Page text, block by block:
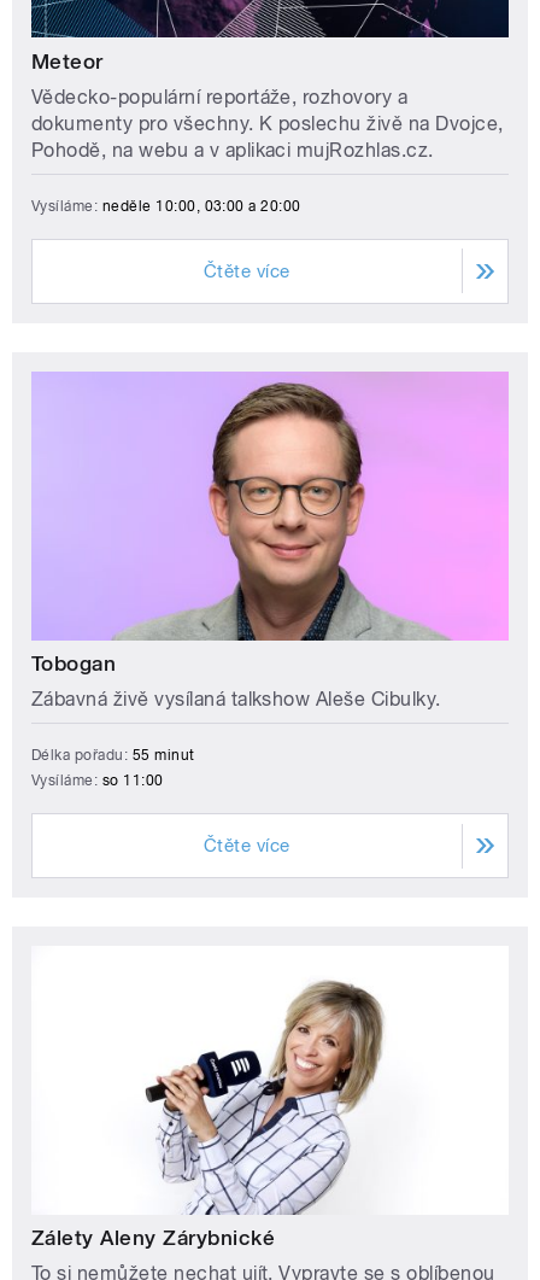
Meteor
Vědecko-populární reportáže, rozhovory a
dokumenty pro všechny. K poslechu živě na Dvojce,
Pohodě, na webu a v aplikaci mujRozhlas.cz.
Vysíláme: neděle 10:00, 03:00 a 20:00
Čtěte více
Tobogan
Zábavná živě vysílaná talkshow Aleše Cibulky.
Délka pořadu: 55 minut
Vysíláme: so 11:00
Čtěte více
Zálety Aleny Zárybnické
To si nemůžete nechat ujít. Vypravte se s oblíbenou